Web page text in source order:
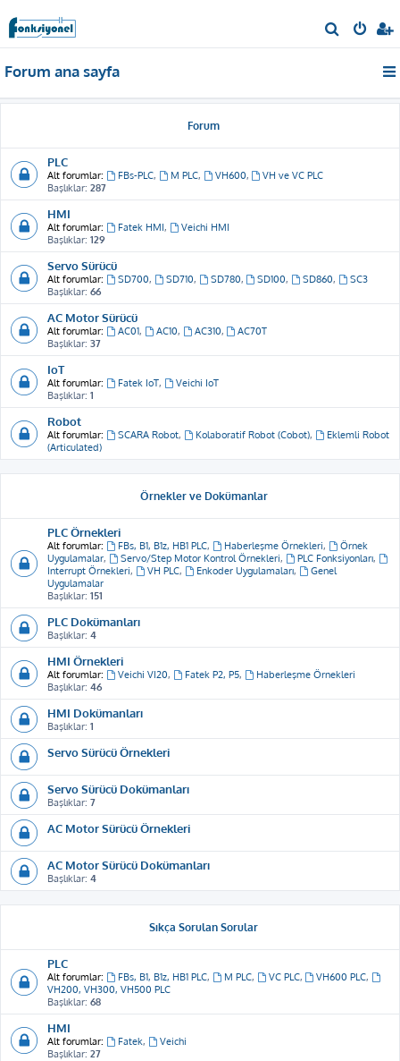
r
Forum ana sayfa
Forum
PLC
Alt forumlar: FBs-PLC, M PLC, VH600,
VH ve VC PLC
Başlıklar: 287
HMI
Alt forumlar: Fatek HMI,
Veichi HMI
Başlıklar: 129
Servo Sürücü
Alt forumlar: SD700, SD710, SD780, SD100, SD860,
SC3
Başlıklar: 66
AC Motor Sürücü
Alt forumlar: AC01, AC10, AC310,
AC70T
Başlıklar: 37
IoT
Alt forumlar: Fatek IoT,
Veichi IoT
Başlıklar: 1
Robot
Alt forumlar: SCARA Robot, Kolaboratif Robot (Cobot),
Eklemli Robot
(Articulated)
Örnekler ve Dokümanlar
PLC Örnekleri
Alt forumlar: FBs, B1, B1z, HB1 PLC, Haberleşme Örnekleri,
Örnek
Uygulamalar, Servo/Step Motor Kontrol Örnekleri, PLC Fonksiyonları,
Interrupt Örnekleri, VH PLC, Enkoder Uygulamaları,
Genel
Uygulamalar
Başlıklar: 151
PLC Dokümanları
Başlıklar: 4
HMI Örnekleri
Alt forumlar: Veichi VI20, Fatek P2, P5,
Haberleşme Örnekleri
Başlıklar: 46
HMI Dokümanları
Başlıklar: 1
Servo Sürücü Örnekleri
Servo Sürücü Dokümanları
Başlıklar: 7
AC Motor Sürücü Örnekleri
AC Motor Sürücü Dokümanları
Başlıklar: 4
Sıkça Sorulan Sorular
PLC
Alt forumlar: FBs, B1, B1z, HB1 PLC, M PLC, VC PLC, VH600 PLC,
VH200, VH300, VH500 PLC
Başlıklar: 68
HMI
Alt forumlar: Fatek,
Veichi
Başlıklar: 27